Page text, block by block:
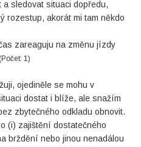
sledovat situaci dopředu,
rozestup, akorát mi tam někdo
zareaguju na změnu jízdy
(Počet: 1)
ojediněle se mohu v
dostat i blíže, ale snažím
zbytečného odkladu obnovit.
(i) zajištění dostatečného
brždění nebo jinou nenadálou